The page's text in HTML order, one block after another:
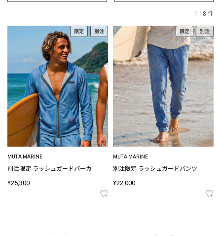
1-18 件
限定 別注
MUTA MARINE
別注限定 ラッシュガードパーカ
¥25,300
限定 別注
MUTA MARINE
別注限定 ラッシュガードパンツ
¥22,000